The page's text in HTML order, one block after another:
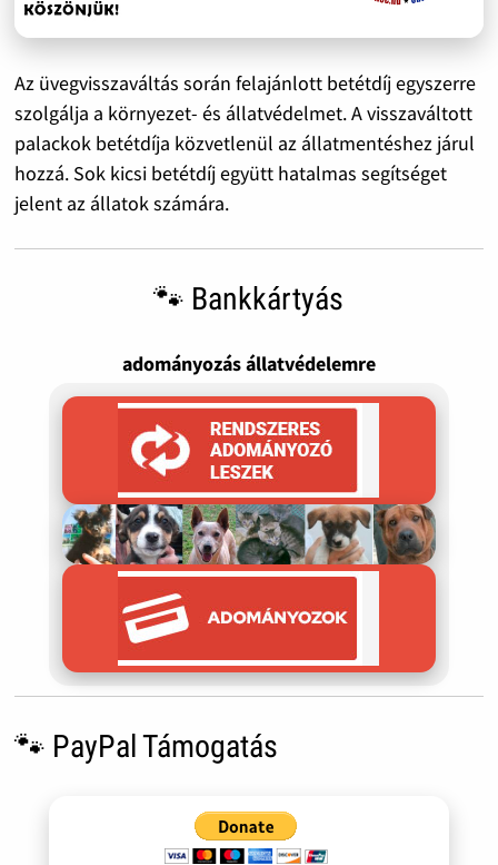
Az üvegvisszaváltás során felajánlott betétdíj egyszerre
szolgálja a környezet- és állatvédelmet. A visszaváltott
palackok betétdíja közvetlenül az állatmentéshez járul
hozzá. Sok kicsi betétdíj együtt hatalmas segítséget
jelent az állatok számára.
🐾 Bankkártyás
adományozás állatvédelemre
🐾 PayPal Támogatás